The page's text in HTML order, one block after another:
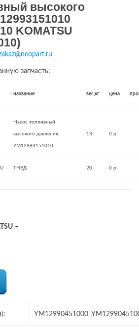
высокого
KOMATSU
запчасть:
название вес,кг цена
Насос топливный
высокого давления
YM12993151010
13 0 р.
ТНВД 20 0 р.
–
YM12990451000